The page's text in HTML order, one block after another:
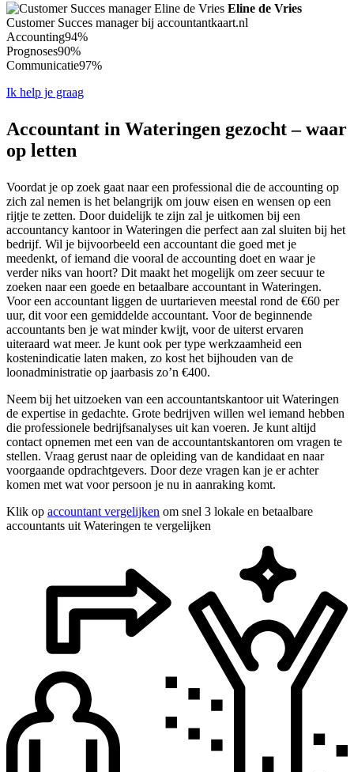
Eline de Vries
Customer Succes manager bij accountantkaart.nl
Accounting94%
Prognoses90%
Communicatie97%
Ik help je graag
Accountant in Wateringen gezocht – waar
op letten
Voordat je op zoek gaat naar een professional die de accounting op
zich zal nemen is het belangrijk om jouw eisen en wensen op een
rijtje te zetten. Door duidelijk te zijn zal je uitkomen bij een
accountancy kantoor in Wateringen die perfect aan zal sluiten bij het
bedrijf. Wil je bijvoorbeeld een accountant die goed met je
meedenkt, of iemand die vooral de accounting doet en waar je
verder niks van hoort? Dit maakt het mogelijk om zeer secuur te
zoeken naar een goede en betaalbare accountant in Wateringen.
Voor een accountant liggen de uurtarieven meestal rond de €60 per
uur, dit voor een gemiddelde accountant. Voor de beginnende
accountants ben je wat minder kwijt, voor de uiterst ervaren
uiteraard wat meer. Je kunt ook per type werkzaamheid een
kostenindicatie laten maken, zo kost het bijhouden van de
loonadministratie op jaarbasis zo’n €400.
Neem bij het uitzoeken van een accountantskantoor uit Wateringen
de expertise in gedachte. Grote bedrijven willen wel iemand hebben
die professionele bedrijfsanalyses uit kan voeren. Je kunt altijd
contact opnemen met een van de accountantskantoren om vragen te
stellen. Vraag gerust naar de opleiding van de kandidaat en naar
voorgaande opdrachtgevers. Door deze vragen kan je er achter
komen met wat voor persoon je nu in aanraking komt.
Klik op accountant vergelijken om snel 3 lokale en betaalbare
accountants uit Wateringen te vergelijken